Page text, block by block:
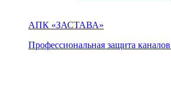
АПК «ЗАСТАВА»
Профессиональная защита